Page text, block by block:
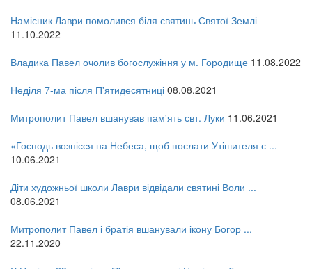
онлайн трансляції
Веб-камери
12 сентября 2015 Название трансляции
12 сентября 2015
12 сентября 2015 Название трансляции
12 сентября 2015
12 сентября 2015Название трансляции
Намісник Лаври помолився біля святинь Святої Землі
11.10.2022
Владика Павел очолив богослужіння у м. Городище 11.08.2022
Неділя 7-ма після П'ятидесятниці 08.08.2021
Митрополит Павел вшанував пам'ять свт. Луки 11.06.2021
«Господь вознісся на Небеса, щоб послати Утішителя с ...
10.06.2021
Діти художньої школи Лаври відвідали святині Воли ...
08.06.2021
Митрополит Павел і братія вшанували ікону Богор ...
22.11.2020